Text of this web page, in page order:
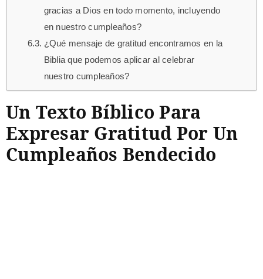
gracias a Dios en todo momento, incluyendo
en nuestro cumpleaños?
¿Qué mensaje de gratitud encontramos en la
Biblia que podemos aplicar al celebrar
nuestro cumpleaños?
Un Texto Bíblico Para
Expresar Gratitud Por Un
Cumpleaños Bendecido